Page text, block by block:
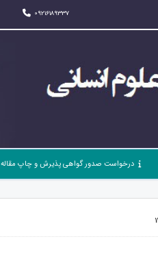
09216189337
درخواست صدور گواهی پذیرش و چاپ مقاله